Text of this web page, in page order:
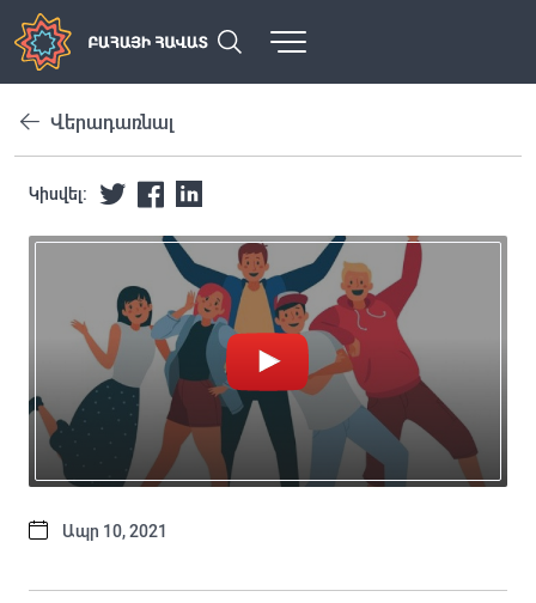
Վերադառնալ
Կիսվել:
Ապր 10, 2021